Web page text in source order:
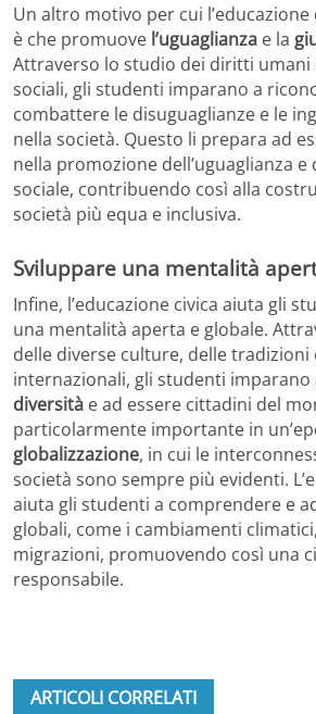
Un altro motivo per cui
è che promuove l’uguaglianza e la
Attraverso lo studio dei diritti umani
sociali, gli studenti imparano a
combattere le disuguaglianze e le
nella società. Questo li prepara ad
nella promozione dell’uguaglianza e
sociale, contribuendo così alla
società più equa e inclusiva.
Sviluppare una mentalità
Infine, l’educazione civica aiuta gli
una mentalità aperta e globale.
delle diverse culture, delle
internazionali, gli studenti imparano
diversità e ad essere cittadini del
particolarmente importante in
globalizzazione, in cui le
società sono sempre più evidenti.
aiuta gli studenti a comprendere e
globali, come i cambiamenti
migrazioni, promuovendo così una
responsabile.
ARTICOLI CORRELATI